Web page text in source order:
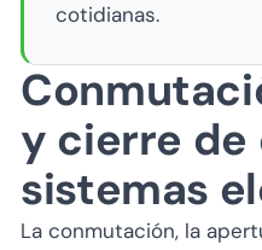
cotidianas.
y cierre
sistemas
La conmutación, la